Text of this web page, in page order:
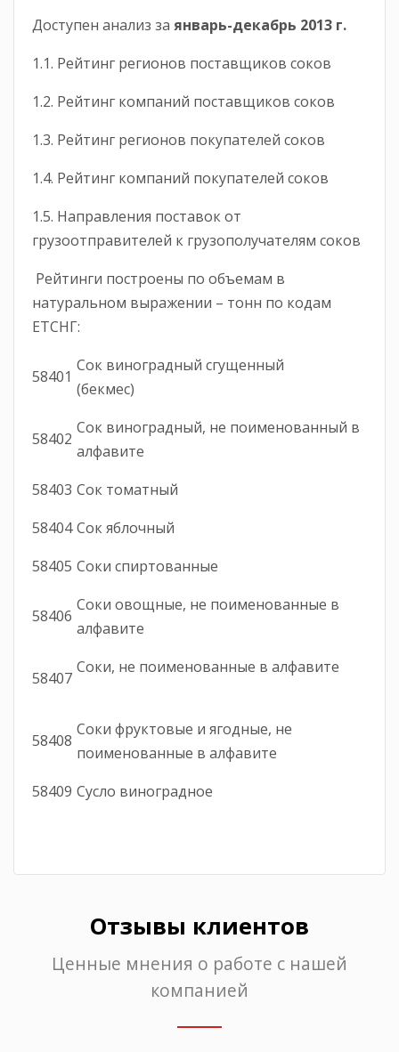
Доступен анализ за январь-декабрь 2013 г.
1.1. Рейтинг регионов поставщиков соков
1.2. Рейтинг компаний поставщиков соков
1.3. Рейтинг регионов покупателей соков
1.4. Рейтинг компаний покупателей соков
1.5. Направления поставок от
грузоотправителей к грузополучателям соков
Рейтинги построены по объемам в
натуральном выражении – тонн по кодам
ЕТСНГ:
58401
Сок виноградный сгущенный
(бекмес)
58402
Сок виноградный, не поименованный в
алфавите
58403 Сок томатный
58404 Сок яблочный
58405 Соки спиртованные
58406
Соки овощные, не поименованные в
алфавите
58407
Соки, не поименованные в алфавите
58408
Соки фруктовые и ягодные, не
поименованные в алфавите
58409 Сусло виноградное
Отзывы клиентов
Ценные мнения о работе с нашей
компанией